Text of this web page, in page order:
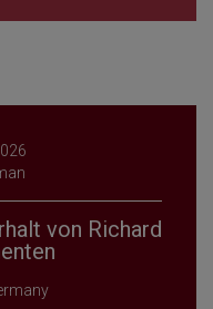
von Richard